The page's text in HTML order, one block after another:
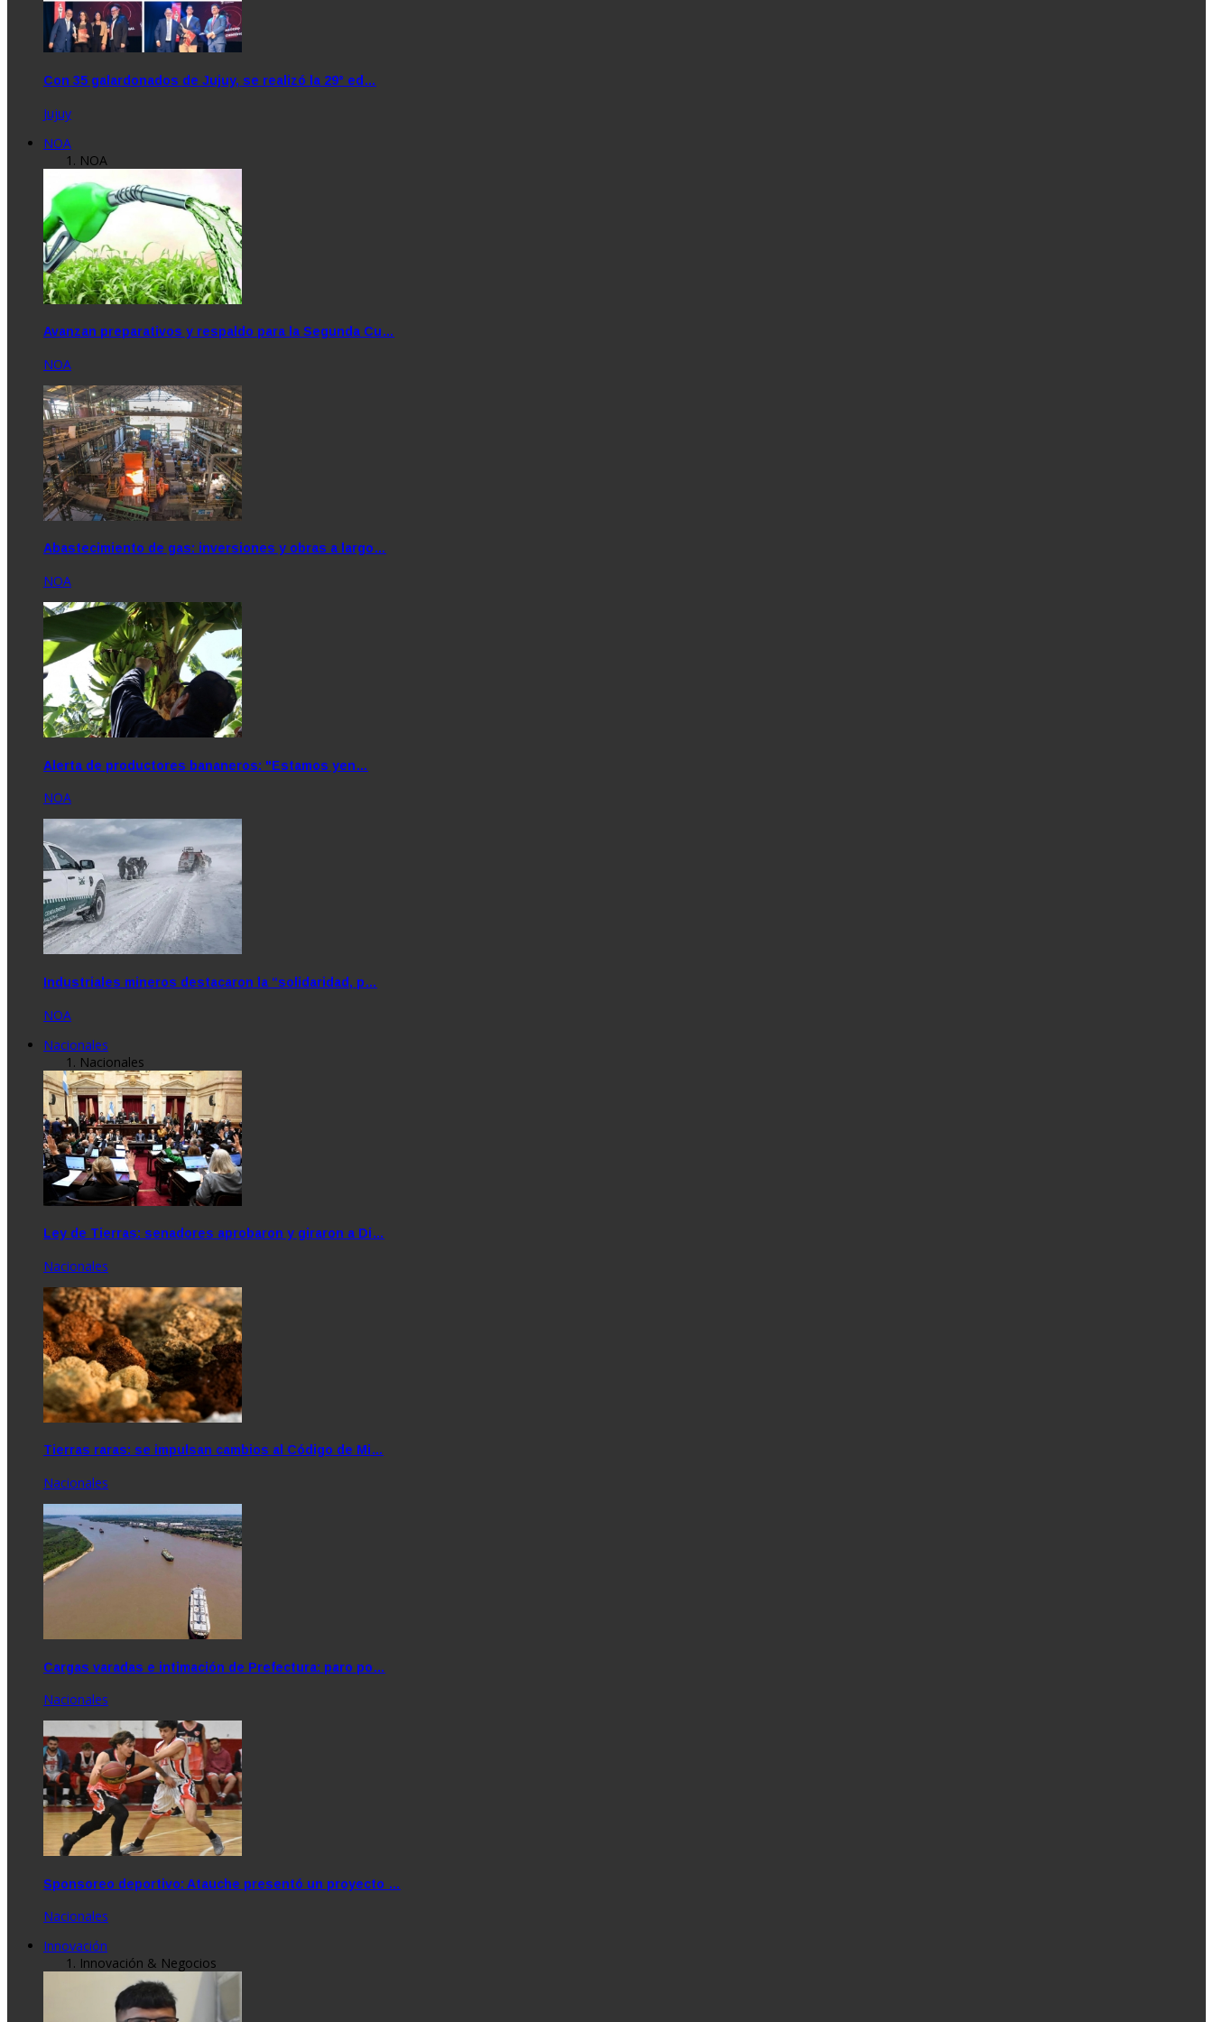
Con 35 galardonados de Jujuy, se realizó la 29° ed…
Jujuy
NOA
NOA
Avanzan preparativos y respaldo para la Segunda Cu…
NOA
Abastecimiento de gas: inversiones y obras a largo…
NOA
Alerta de productores bananeros: "Estamos yen…
NOA
Industriales mineros destacaron la “solidaridad, p…
NOA
Nacionales
Nacionales
Ley de Tierras: senadores aprobaron y giraron a Di…
Nacionales
Tierras raras: se impulsan cambios al Código de Mi…
Nacionales
Cargas varadas e intimación de Prefectura: paro po…
Nacionales
Sponsoreo deportivo: Atauche presentó un proyecto …
Nacionales
Innovación
Innovación & Negocios